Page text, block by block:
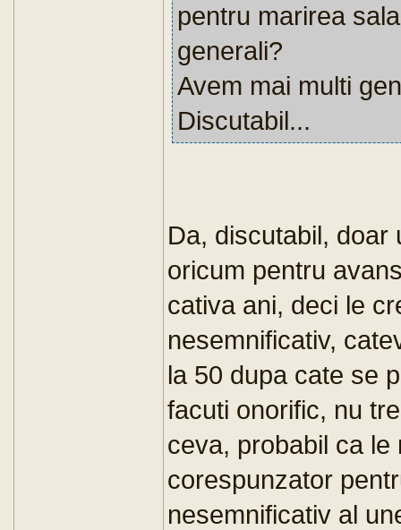
pentru marirea
generali?
Avem mai multi
Discutabil...
Da, discutabil, doar
oricum pentru
cativa ani, deci le
nesemnificativ,
la 50 dupa cate se
facuti onorific, nu
ceva, probabil ca
corespunzator
nesemnificativ al